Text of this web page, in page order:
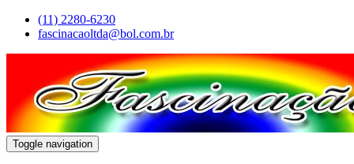
(11) 2280-6230
fascinacaoltda@bol.com.br
Toggle navigation